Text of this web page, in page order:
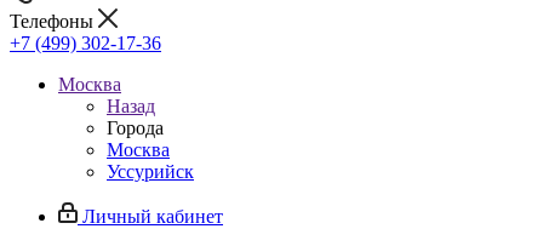
Телефоны
+7 (499) 302-17-36
Москва
Назад
Города
Москва
Уссурийск
Личный кабинет